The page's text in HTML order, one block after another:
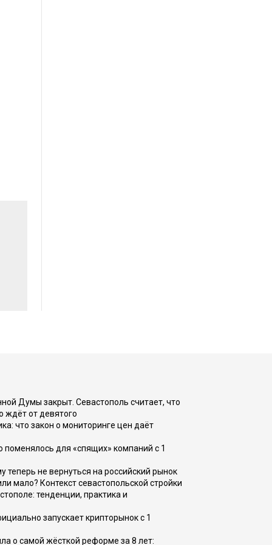
Думы закрыт. Севастополь считает, что
ждёт от девятого
что закон о мониторинге цен даёт
для «спящих» компаний с 1
теперь не вернуться на российский рынок
мало? Контекст севастопольской стройки
тенденции, практика и
запускает крипторынок с 1
о самой жёсткой реформе за 8 лет: